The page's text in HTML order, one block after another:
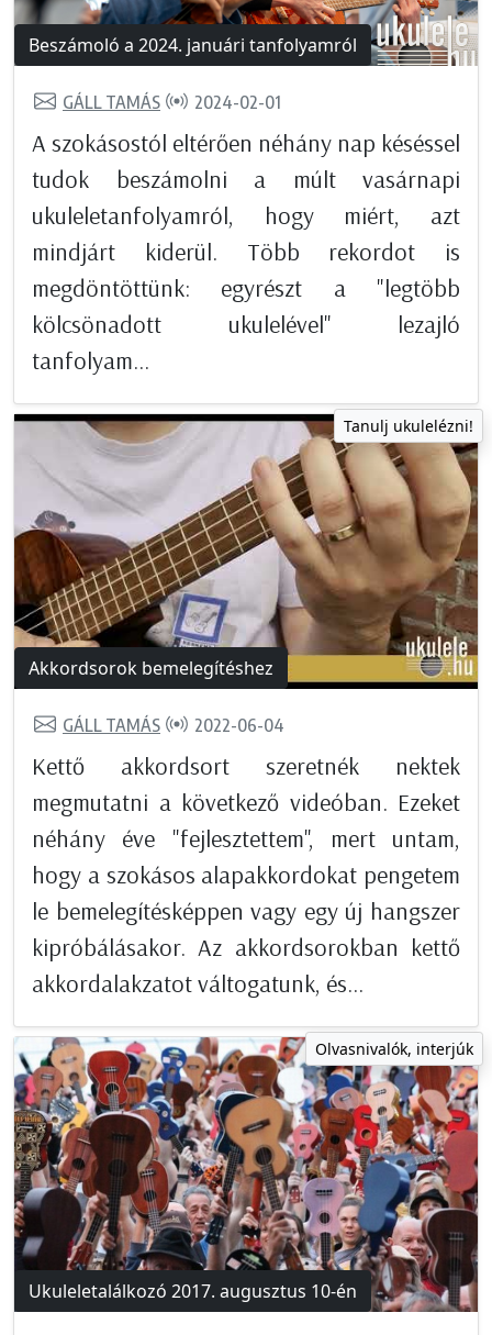
Beszámoló a 2024. januári tanfolyamról
GÁLL TAMÁS 2024-02-01
A szokásostól eltérően néhány nap késéssel
tudok beszámolni a múlt vasárnapi
ukuleletanfolyamról, hogy miért, azt
mindjárt kiderül. Több rekordot is
megdöntöttünk: egyrészt a "legtöbb
kölcsönadott ukulelével" lezajló
tanfolyam...
Tanulj ukulelézni!
Akkordsorok bemelegítéshez
GÁLL TAMÁS 2022-06-04
Kettő akkordsort szeretnék nektek
megmutatni a következő videóban. Ezeket
néhány éve "fejlesztettem", mert untam,
hogy a szokásos alapakkordokat pengetem
le bemelegítésképpen vagy egy új hangszer
kipróbálásakor. Az akkordsorokban kettő
akkordalakzatot váltogatunk, és...
Olvasnivalók, interjúk
Ukuleletalálkozó 2017. augusztus 10-én